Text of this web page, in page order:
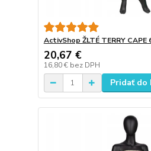
ActivShop ŽLTÉ TERRY CAPE
20,67 €
16,80 € bez DPH
Pridať do